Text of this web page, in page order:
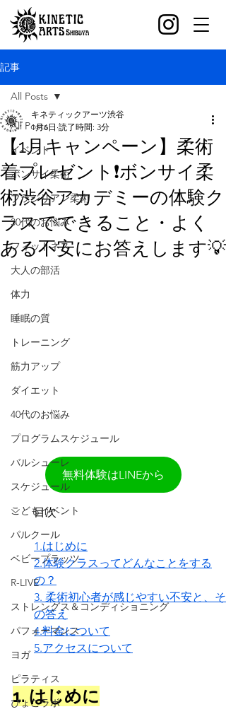
記事
All Posts
イベント
ボンサイ柔術
ブラジリアン柔術
30代のお悩み
フィットネス
大人の部活
体力
睡眠の質
トレーニング
筋力アップ
ダイエット
40代のお悩み
プログラムスケジュール
バルシューレ
スケジュール
こどもイベント
パルクール
ベビープラッツ
R-LIVE
ストレングス＆コンディショニング
パフォーマンス
ヨガ
ピラティス
ぴょこラボ
All Posts
【1月キャンペーン】柔術
着プレゼント❗️ボンサイ柔
術渋谷アカデミーの体験ク
ラスでできること・よく
ある不安にお答えします💡
キネティックアーツ渋谷
1月6日 読了時間: 3分
無料体験はLINEから
目次
1.はじめに
2.体験クラスってどんなことをする
の？
3. 柔術初心者が感じやすい不安と、そ
の答え
4.料金について
5.アクセスについて
1. はじめに